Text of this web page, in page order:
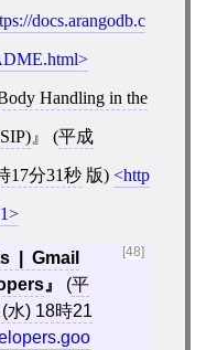
docs.arangodb.c
Handling in the
(平成
17分31秒版) http
[48]
| Gmail
(平
水) 18時21